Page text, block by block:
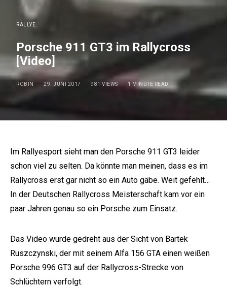
RALLYE
Porsche 911 GT3 im Rallycross
[Video]
ROBIN 29. JUNI 2017 981 VIEWS 1 MINUTE READ
Im Rallyesport sieht man den Porsche 911 GT3 leider
schon viel zu selten. Da könnte man meinen, dass es im
Rallycross erst gar nicht so ein Auto gäbe. Weit gefehlt…
In der Deutschen Rallycross Meisterschaft kam vor ein
paar Jahren genau so ein Porsche zum Einsatz.
Das Video wurde gedreht aus der Sicht von Bartek
Ruszczynski, der mit seinem Alfa 156 GTA einen weißen
Porsche 996 GT3 auf der Rallycross-Strecke von
Schlüchtern verfolgt.